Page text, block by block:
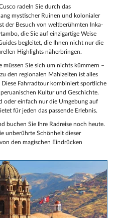
radeln Sie durch das
mystischer Ruinen und kolonialer
der Besuch von weltberühmten Inka-
die Sie auf einzigartige Weise
begleitet, die Ihnen nicht nur die
Highlights näherbringen.
müssen Sie sich um nichts kümmern –
den regionalen Mahlzeiten ist alles
Fahrradtour kombiniert sportliche
Kultur und Geschichte.
oder einfach nur die Umgebung auf
für jeden das passende Erlebnis.
buchen Sie Ihre Radreise noch heute.
unberührte Schönheit dieser
den magischen Eindrücken